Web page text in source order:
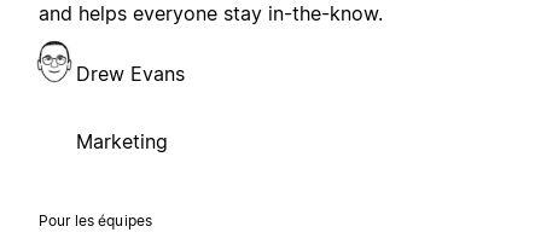
and helps everyone stay in-the-know.
Drew Evans
Marketing
Pour les équipes